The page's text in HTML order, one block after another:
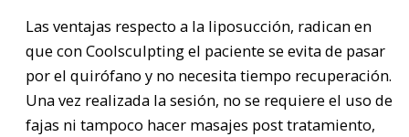
Las ventajas respecto a la liposucción, radican en
que con Coolsculpting el paciente se evita de pasar
por el quirófano y no necesita tiempo recuperación.
Una vez realizada la sesión, no se requiere el uso de
fajas ni tampoco hacer masajes post tratamiento,